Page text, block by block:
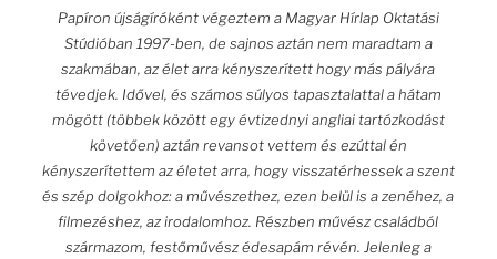
Papíron újságíróként végeztem a Magyar Hírlap Oktatási
Stúdióban 1997-ben, de sajnos aztán nem maradtam a
szakmában, az élet arra kényszerített hogy más pályára
tévedjek. Idővel, és számos súlyos tapasztalattal a hátam
mögött (többek között egy évtizednyi angliai tartózkodást
követően) aztán revansot vettem és ezúttal én
kényszerítettem az életet arra, hogy visszatérhessek a szent
és szép dolgokhoz: a művészethez, ezen belül is a zenéhez, a
filmezéshez, az irodalomhoz. Részben művész családból
származom, festőművész édesapám révén. Jelenleg a